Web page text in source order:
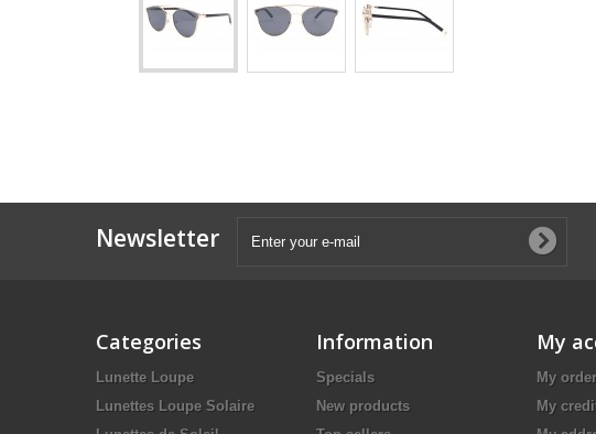
Newsletter
Categories
Lunette Loupe
Lunettes Loupe Solaire
Information
Specials
New products
My
My
My